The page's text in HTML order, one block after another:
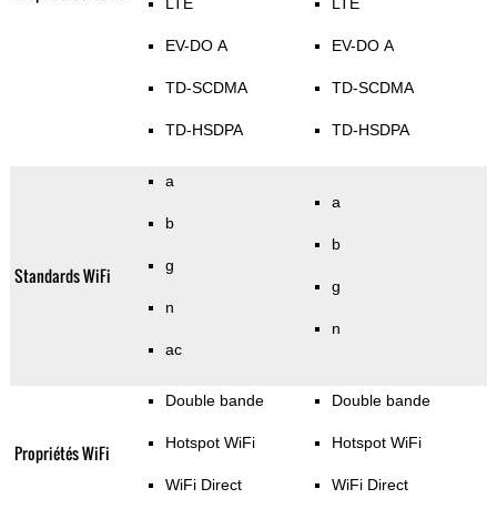
EV-DO A
TD-SCDMA
TD-HSDPA
EV-DO A
TD-SCDMA
TD-HSDPA
Standards WiFi
a
b
g
n
ac
a
b
g
n
Propriétés WiFi
Double bande
Hotspot WiFi
WiFi Direct
Double bande
Hotspot WiFi
WiFi Direct